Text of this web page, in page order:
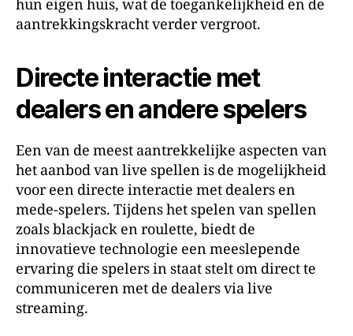
hun eigen huis, wat de toegankelijkheid en de
aantrekkingskracht verder vergroot.
Directe interactie met
dealers en andere spelers
Een van de meest aantrekkelijke aspecten van
het aanbod van live spellen is de mogelijkheid
voor een directe interactie met dealers en
mede-spelers. Tijdens het spelen van spellen
zoals blackjack en roulette, biedt de
innovatieve technologie een meeslepende
ervaring die spelers in staat stelt om direct te
communiceren met de dealers via live
streaming.